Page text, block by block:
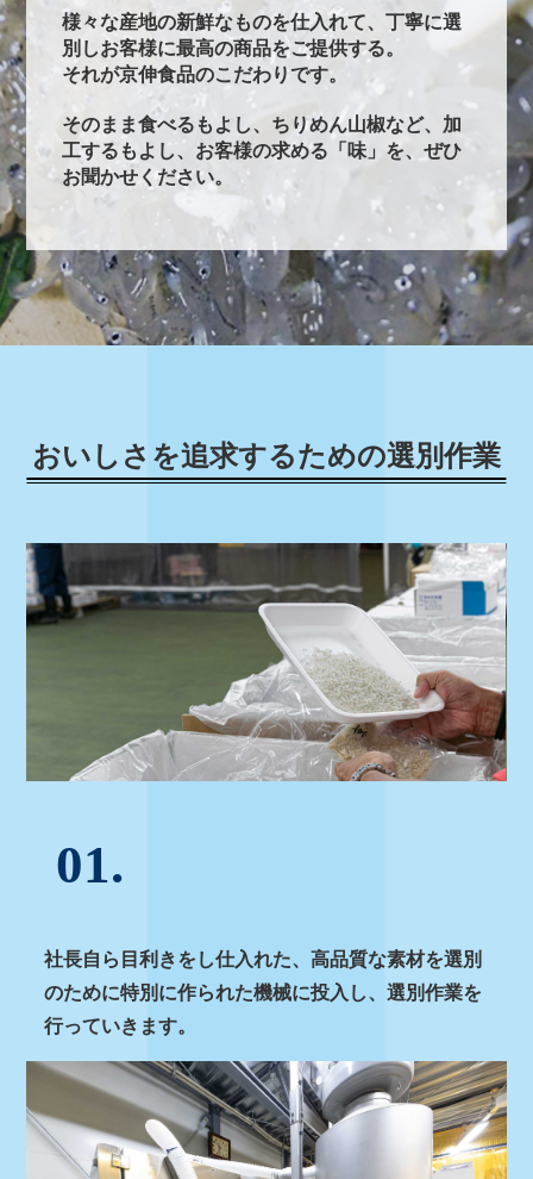
様々な産地の新鮮なものを仕入れて、丁寧に選
別しお客様に最高の商品をご提供する。
それが京伸食品のこだわりです。
そのまま食べるもよし、ちりめん山椒など、加
工するもよし、お客様の求める「味」を、ぜひ
お聞かせください。
おいしさを追求するための選別作業
01.
社長自ら目利きをし仕入れた、高品質な素材を選別
のために特別に作られた機械に投入し、選別作業を
行っていきます。